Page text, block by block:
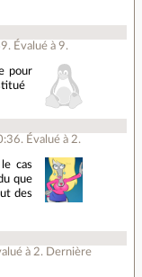
. Évalué à 9.
pour
. Évalué à 2.
cas
que
des
à 2. Dernière